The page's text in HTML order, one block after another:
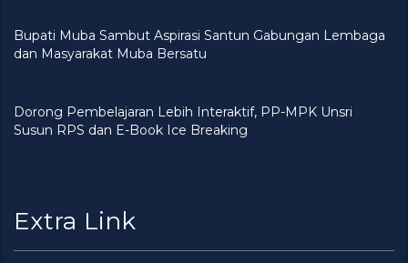
Bupati Muba Sambut Aspirasi Santun Gabungan Lembaga
dan Masyarakat Muba Bersatu
Dorong Pembelajaran Lebih Interaktif, PP-MPK Unsri
Susun RPS dan E-Book Ice Breaking
Extra Link